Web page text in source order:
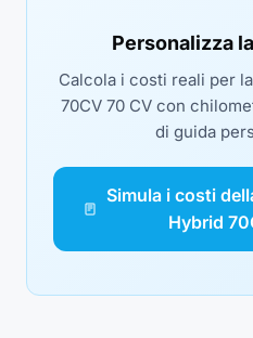
Personalizza
Calcola i costi reali per
70CV 70 CV con
di guida
Simula i costi
Hybrid